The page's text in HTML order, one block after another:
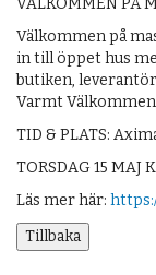
VÄLKOMMEN PÅ
Välkommen på
in till öppet hus
butiken,
Varmt
TID & PLATS:
TORSDAG 15 MAJ
Läs mer här:
Tillbaka